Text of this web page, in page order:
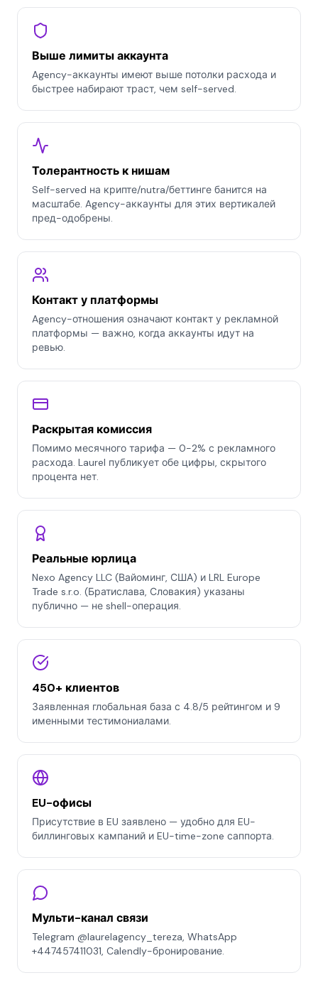
Выше лимиты аккаунта
Agency-аккаунты имеют выше потолки расхода и
быстрее набирают траст, чем self-served.
Толерантность к нишам
Self-served на крипте/nutra/беттинге банится на
масштабе. Agency-аккаунты для этих вертикалей
пред-одобрены.
Контакт у платформы
Agency-отношения означают контакт у рекламной
платформы — важно, когда аккаунты идут на
ревью.
Раскрытая комиссия
Помимо месячного тарифа — 0-2% с рекламного
расхода. Laurel публикует обе цифры, скрытого
процента нет.
Реальные юрлица
Nexo Agency LLC (Вайоминг, США) и LRL Europe
Trade s.r.o. (Братислава, Словакия) указаны
публично — не shell-операция.
450+ клиентов
Заявленная глобальная база с 4.8/5 рейтингом и 9
именными тестимониалами.
EU-офисы
Присутствие в EU заявлено — удобно для EU-
биллинговых кампаний и EU-time-zone саппорта.
Мульти-канал связи
Telegram @laurelagency_tereza, WhatsApp
+447457411031, Calendly-бронирование.